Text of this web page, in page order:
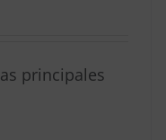
principales